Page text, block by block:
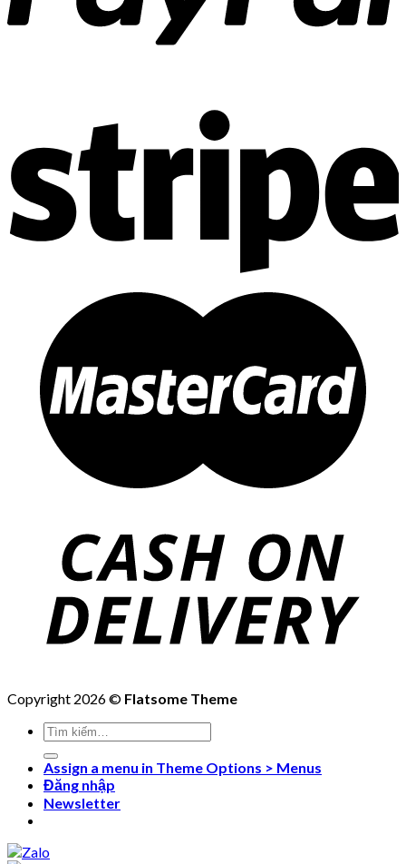
Copyright 2026 © Flatsome Theme
Tìm
kiếm:
Assign a menu in Theme Options > Menus
Đăng nhập
Newsletter